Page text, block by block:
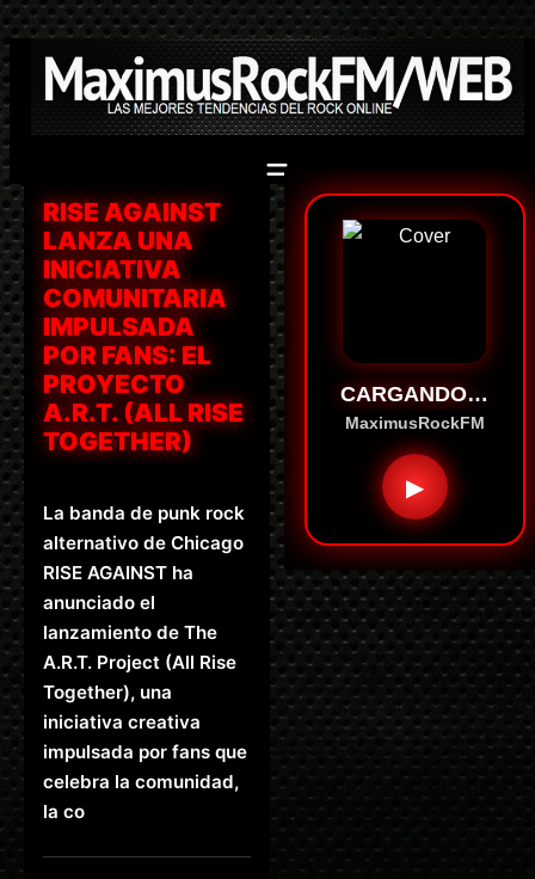
Saltar
al
contenido
RISE AGAINST
LANZA UNA
INICIATIVA
COMUNITARIA
IMPULSADA
POR FANS: EL
PROYECTO
A.R.T. (ALL RISE
TOGETHER)
La banda de punk rock
alternativo de Chicago
RISE AGAINST ha
anunciado el
lanzamiento de The
A.R.T. Project (All Rise
Together), una
iniciativa creativa
impulsada por fans que
celebra la comunidad,
la co
CARGANDO…
MaximusRockFM
▶